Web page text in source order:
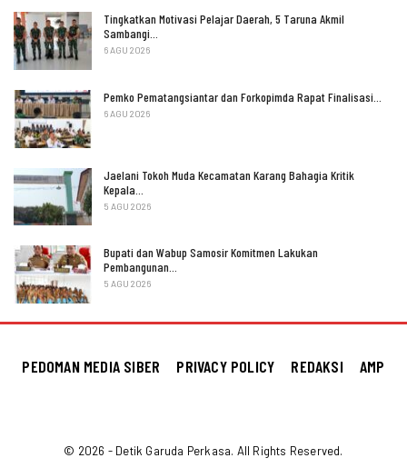
Tingkatkan Motivasi Pelajar Daerah, 5 Taruna Akmil
Sambangi…
6 AGU 2026
Pemko Pematangsiantar dan Forkopimda Rapat Finalisasi…
6 AGU 2026
Jaelani Tokoh Muda Kecamatan Karang Bahagia Kritik
Kepala…
5 AGU 2026
Bupati dan Wabup Samosir Komitmen Lakukan
Pembangunan…
5 AGU 2026
PEDOMAN MEDIA SIBER PRIVACY POLICY REDAKSI AMP
© 2026 - Detik Garuda Perkasa. All Rights Reserved.